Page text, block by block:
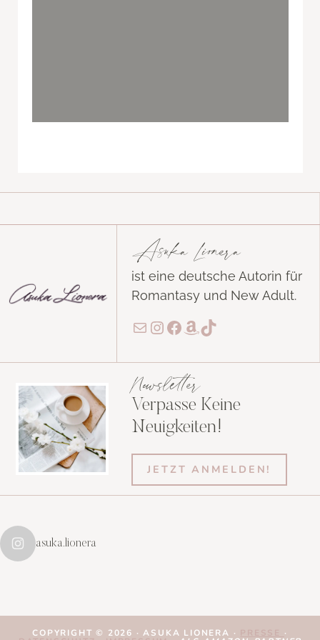
Asuka Lionera
ist eine deutsche Autorin für
Romantasy und New Adult.
E-MailInstagram
Facebook
Amazon
TikTok
Newsletter
Verpasse Keine
Neuigkeiten!
JETZT ANMELDEN!
asuka.lionera
COPYRIGHT © 2026 · ASUKA LIONERA · ·